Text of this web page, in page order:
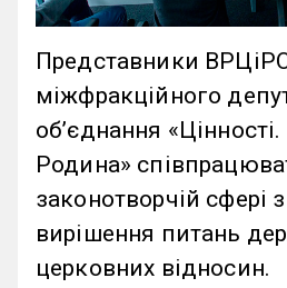
Представники
міжфракційного
об’єднання «Цінності.
Родина»
законотворчій сфері
вирішення питань
церковних відносин.